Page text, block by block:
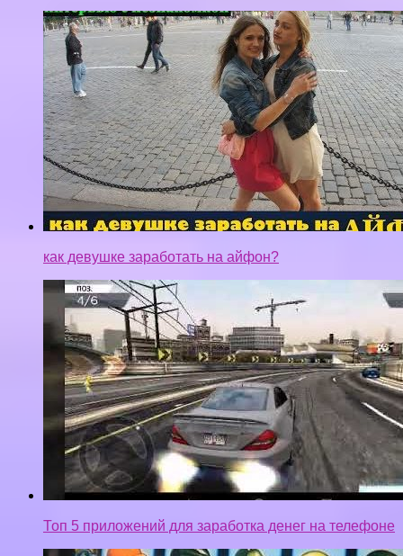
как девушке заработать на айфон?
Топ 5 приложений для заработка денег на телефоне